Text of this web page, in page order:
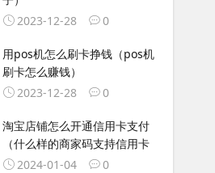
2023-12-28
0
用pos机怎么刷卡挣钱（pos机
刷卡怎么赚钱）
2023-12-28
0
淘宝店铺怎么开通信用卡支付
（什么样的商家码支持信用卡
2024-01-04
0